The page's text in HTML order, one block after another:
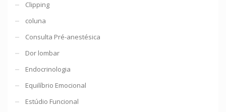
Clipping
coluna
Consulta Pré-anestésica
Dor lombar
Endocrinologia
Equilíbrio Emocional
Estúdio Funcional